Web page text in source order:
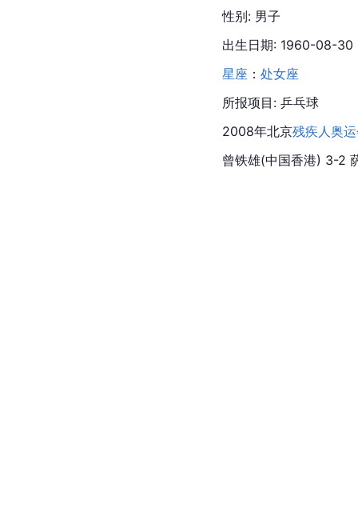
性别: 男子
出生日期: 1960-08-30
星座 ： 处女座
所报项目: 乒乓球
2008年北京残疾人奥
曾铁雄(中国香港) 3-2